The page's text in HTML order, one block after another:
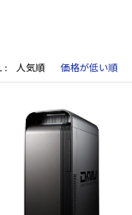
人気順 価格が低い順